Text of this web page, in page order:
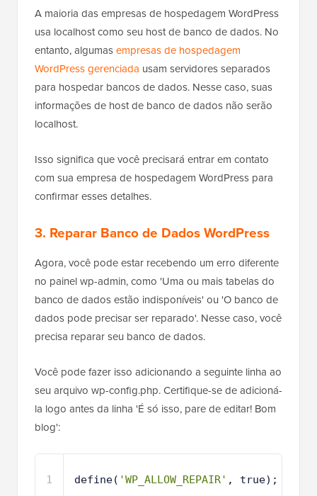
A maioria das empresas de hospedagem WordPress
usa localhost como seu host de banco de dados. No
entanto, algumasempresas de hospedagem
WordPress gerenciada usam servidores separados
para hospedar bancos de dados. Nesse caso, suas
informações de host de banco de dados não serão
localhost.
Isso significa que você precisará entrar em contato
com sua empresa de hospedagem WordPress para
confirmar esses detalhes.
3. Reparar Banco de Dados WordPress
Agora, você pode estar recebendo um erro diferente
no painel wp-admin, como 'Uma ou mais tabelas do
banco de dados estão indisponíveis' ou 'O banco de
dados pode precisar ser reparado'. Nesse caso, você
precisa reparar seu banco de dados.
Você pode fazer isso adicionando a seguinte linha ao
seu arquivo wp-config.php. Certifique-se de adicioná-
la logo antes da linha 'É só isso, pare de editar! Bom
blog':
1 define( 'WP_ALLOW_REPAIR' , true);